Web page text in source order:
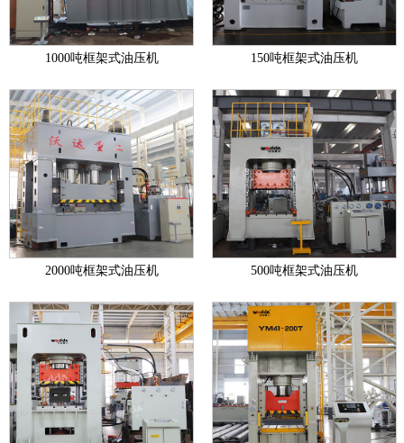
1000吨框架式油压机 150吨框架式油压机
2000吨框架式油压机 500吨框架式油压机